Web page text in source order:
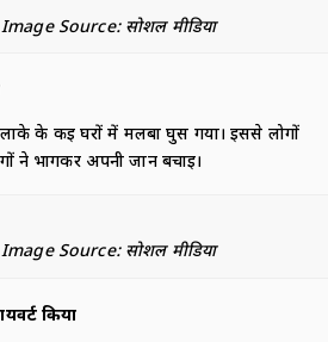
Image Source: सोशल मीडिया
के कई घरों में मलबा घुस गया। इससे लोगों
ने भागकर अपनी जान बचाई।
Image Source: सोशल मीडिया
किया